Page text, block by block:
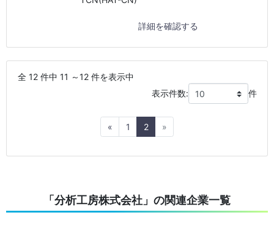
詳細を確認する
全 12 件中 11 ～12 件を表示中
表示件数:
件
«Previous
1 2 »Next
「分析工房株式会社」の関連企業一覧